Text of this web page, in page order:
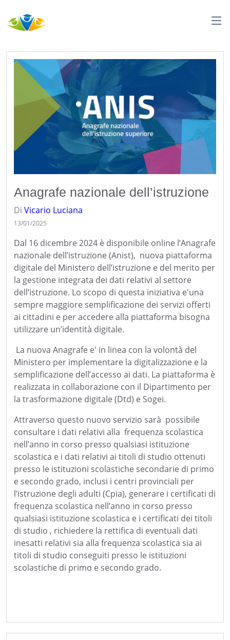
Anagrafe nazionale dell’istruzione
Di Vicario Luciana
13/01/2025
Dal 16 dicembre 2024 è disponibile online l’Anagrafe
nazionale dell’istruzione (Anist), nuova piattaforma
digitale del Ministero dell’istruzione e del merito per
la gestione integrata dei dati relativi al settore
dell’istruzione. Lo scopo di questa iniziativa e'una
sempre maggiore semplificazione dei servizi offerti
ai cittadini e per accedere alla piattaforma bisogna
utilizzare un’identità digitale.
La nuova Anagrafe e' in linea con la volontà del
Ministero per implementare la digitalizzazione e la
semplificazione dell’accesso ai dati. La piattaforma è
realizzata in collaborazione con il Dipartimento per
la trasformazione digitale (Dtd) e Sogei.
Attraverso questo nuovo servizio sarà possibile
consultare i dati relativi alla frequenza scolastica
nell’anno in corso presso qualsiasi istituzione
scolastica e i dati relativi ai titoli di studio ottenuti
presso le istituzioni scolastiche secondarie di primo
e secondo grado, inclusi i centri provinciali per
l’istruzione degli adulti (Cpia), generare i certificati di
frequenza scolastica nell’anno in corso presso
qualsiasi istituzione scolastica e i certificati dei titoli
di studio , richiedere la rettifica di eventuali dati
inesatti relativi sia alla frequenza scolastica sia ai
titoli di studio conseguiti presso le istituzioni
scolastiche di primo e secondo grado.